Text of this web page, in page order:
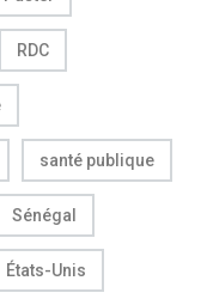
RDC
santé publique
Sénégal
États-Unis